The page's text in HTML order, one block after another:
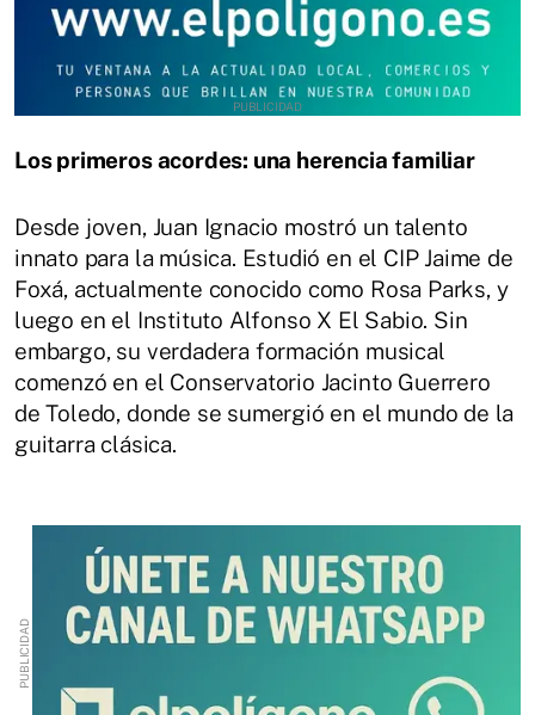
Los primeros acordes: una herencia familiar
Desde joven, Juan Ignacio mostró un talento
innato para la música. Estudió en el CIP Jaime de
Foxá, actualmente conocido como Rosa Parks, y
luego en el Instituto Alfonso X El Sabio. Sin
embargo, su verdadera formación musical
comenzó en el Conservatorio Jacinto Guerrero
de Toledo, donde se sumergió en el mundo de la
guitarra clásica.